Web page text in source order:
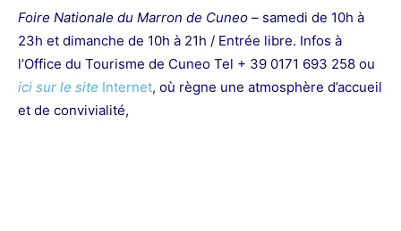
Foire Nationale du Marron de Cuneo – samedi de 10h à
23h et dimanche de 10h à 21h / Entrée libre. Infos à
l’Office du Tourisme de Cuneo Tel + 39 0171 693 258 ou
ici sur le site Internet, où règne une atmosphère d’accueil
et de convivialité,